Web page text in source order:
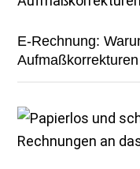
E-Rechnung: